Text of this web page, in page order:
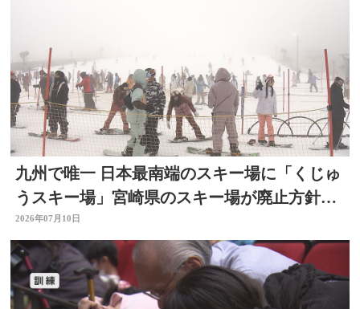
九州で唯一 日本最南端のスキー場に「くじゅ
うスキー場」宮崎県のスキー場が廃止方針
で 大分
2026年07月10日